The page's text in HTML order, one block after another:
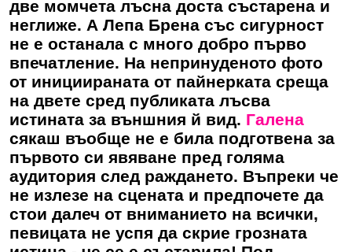
две момчета лъсна доста състарена и
неглиже. А Лепа Брена със сигурност
не е останала с много добро първо
впечатление. На непринуденото фото
от инициираната от пайнерката среща
на двете сред публиката лъсва
истината за външния й вид. Галена
сякаш въобще не е била подготвена за
първото си явяване пред голяма
аудитория след раждането. Въпреки че
не излезе на сцената и предпочете да
стои далеч от вниманието на всички,
певицата не успя да скрие грозната